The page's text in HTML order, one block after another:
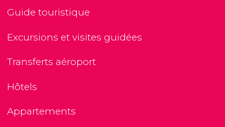
Guide touristique
Excursions et visites guidées
Transferts aéroport
Hôtels
Appartements